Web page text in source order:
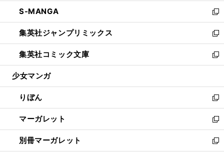
く
で
開
く
ド
ウ
で
開
く
ウ
ィ
ン
ド
ウ
で
開
し
い
ウ
ィ
ン
ド
ウ
開
く
S-MANGA
新
し
い
ウ
ィ
ン
ウ
で
開
く
集英社ジャンプリミックス
新
し
い
ウ
ン
ド
ウ
で
開
く
集英社コミック文庫
新
し
ウ
ィ
ン
ド
ウ
で
開
少女マンガ
りぼん
新
し
い
ウ
ィ
マーガレット
新
し
い
別冊マーガレット
新